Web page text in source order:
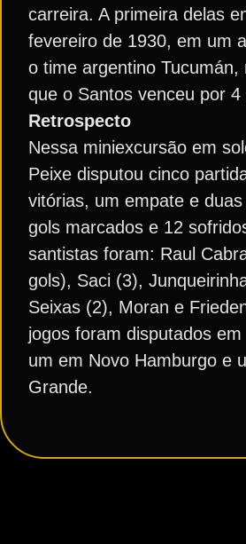
carreira. A primeira delas
fevereiro de 1930, em um
o time argentino Tucumán,
que o Santos venceu por 4
Retrospecto
Nessa miniexcursão em
Peixe disputou cinco
vitórias, um empate e
gols marcados e 12
santistas foram: Raul
gols), Saci (3),
Seixas (2), Moran e
jogos foram disputados em
um em Novo Hamburgo e
Grande.